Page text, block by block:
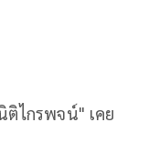
ไกรพจน์" เคย